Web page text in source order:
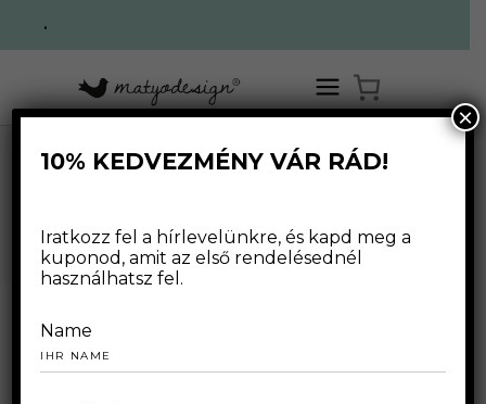
.
10% KEDVEZMÉNY VÁR RÁD!
Iratkozz fel a hírlevelünkre, és kapd meg a
kuponod, amit az első rendelésednél
használhatsz fel.
Name
×